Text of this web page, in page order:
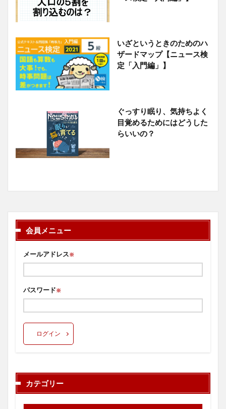
いざというときのためのハ
ザードマップ【ニュース検
定「入門編」】
ぐっすり眠り、気持ちよく
目覚めるためにはどうした
らいいの？
会員メニュー
メールアドレス※
パスワード※
ログイン
カテゴリー